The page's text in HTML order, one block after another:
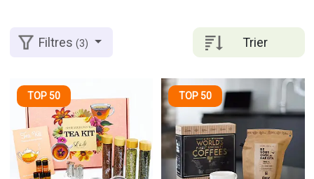
Trier
Filtres(3)
TOP 50 TOP 50